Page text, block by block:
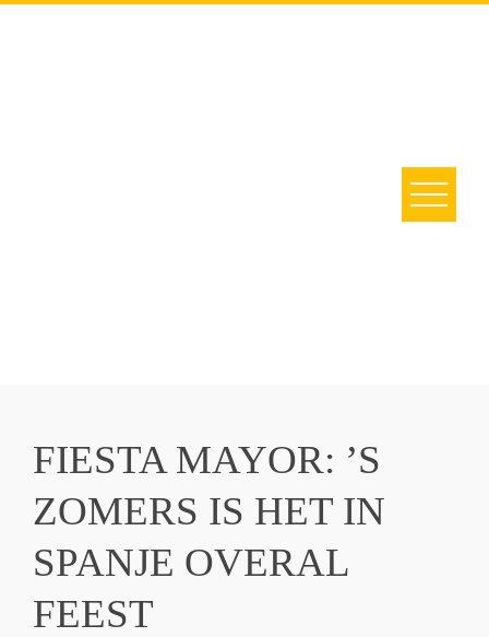
FIESTA MAYOR: ’S
ZOMERS IS HET IN
SPANJE OVERAL
FEEST